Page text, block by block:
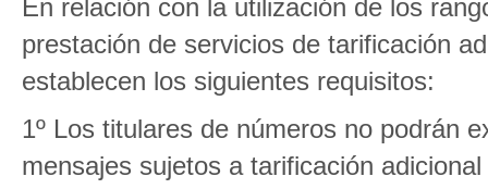
En relación con la utilización de los
prestación de servicios de tarificación
establecen los siguientes requisitos:
1º Los titulares de números no podrán
mensajes sujetos a tarificación